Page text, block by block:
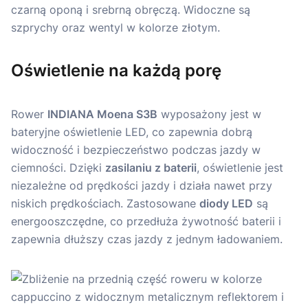
Oświetlenie na każdą porę
Rower INDIANA Moena S3B wyposażony jest w
bateryjne oświetlenie LED, co zapewnia dobrą
widoczność i bezpieczeństwo podczas jazdy w
ciemności. Dzięki zasilaniu z baterii, oświetlenie jest
niezależne od prędkości jazdy i działa nawet przy
niskich prędkościach. Zastosowane diody LED są
energooszczędne, co przedłuża żywotność baterii i
zapewnia dłuższy czas jazdy z jednym ładowaniem.